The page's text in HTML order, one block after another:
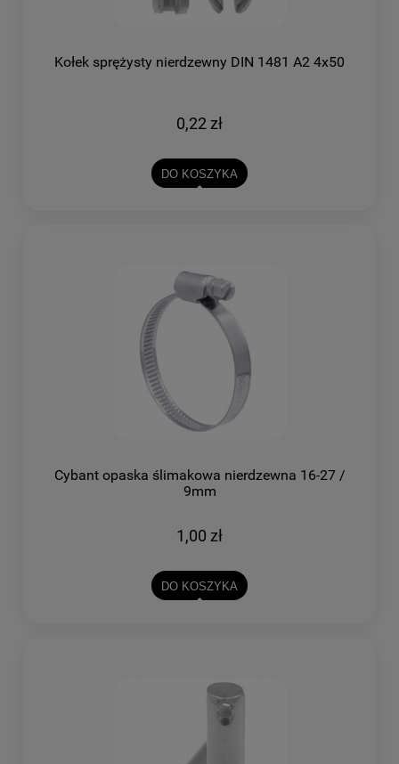
Kołek sprężysty nierdzewny DIN 1481 A2 4x50
0,22 zł
DO KOSZYKA
Cybant opaska ślimakowa nierdzewna 16-27 /
9mm
1,00 zł
DO KOSZYKA